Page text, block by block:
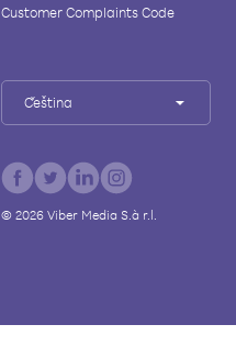
Customer Complaints Code
Čeština
© 2026Viber Media S.à r.l.